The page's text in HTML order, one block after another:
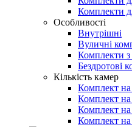
Комплекти
Особливості
Внутрішні
Вуличні
Комплекти з
Бездротові
Кількість камер
Комплект
Комплект
Комплект
Комплект